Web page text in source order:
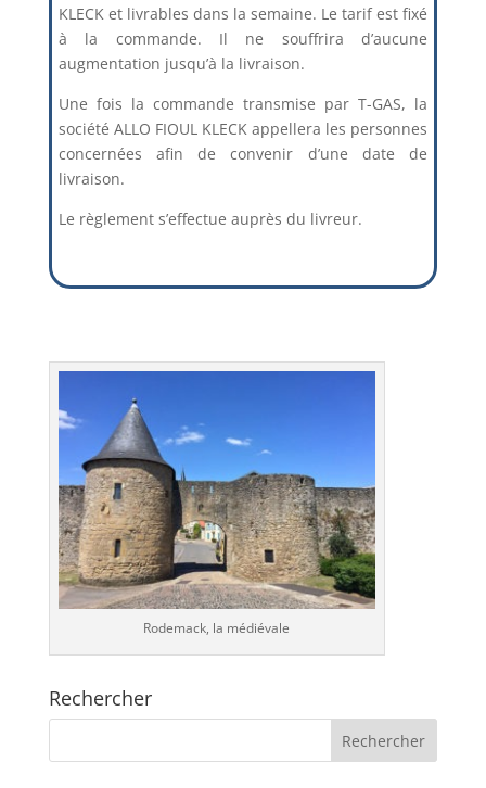
KLECK et livrables dans la semaine. Le tarif est fixé
à la commande. Il ne souffrira d’aucune
augmentation jusqu’à la livraison.
Une fois la commande transmise par T-GAS, la
société ALLO FIOUL KLECK appellera les personnes
concernées afin de convenir d’une date de
livraison.
Le règlement s’effectue auprès du livreur.
Rodemack, la médiévale
Rechercher